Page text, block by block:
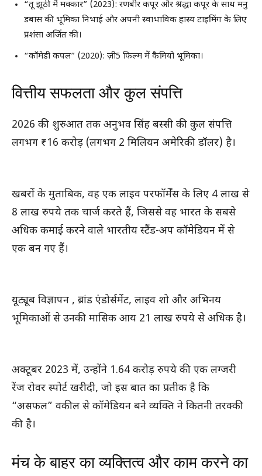
“तू झूठी मैं मक्कार” (2023): रणबीर कपूर और श्रद्धा कपूर के साथ मनु
डबास की भूमिका निभाई और अपनी स्वाभाविक हास्य टाइमिंग के लिए
प्रशंसा अर्जित की।
“कॉमेडी कपल” (2020): ज़ी5 फिल्म में कैमियो भूमिका।
वित्तीय सफलता और कुल संपत्ति
2026 की शुरुआत तक अनुभव सिंह बस्सी की कुल संपत्ति
लगभग ₹16 करोड़ (लगभग 2 मिलियन अमेरिकी डॉलर) है।
खबरों के मुताबिक, वह एक लाइव परफॉर्मेंस के लिए 4 लाख से
8 लाख रुपये तक चार्ज करते हैं, जिससे वह भारत के सबसे
अधिक कमाई करने वाले भारतीय स्टैंड-अप कॉमेडियन में से
एक बन गए हैं।
यूट्यूब विज्ञापन , ब्रांड एंडोर्समेंट, लाइव शो और अभिनय
भूमिकाओं से उनकी मासिक आय 21 लाख रुपये से अधिक है।
अक्टूबर 2023 में, उन्होंने 1.64 करोड़ रुपये की एक लग्जरी
रेंज रोवर स्पोर्ट खरीदी, जो इस बात का प्रतीक है कि
“असफल” वकील से कॉमेडियन बने व्यक्ति ने कितनी तरक्की
की है।
मंच के बाहर का व्यक्तित्व और काम करने का